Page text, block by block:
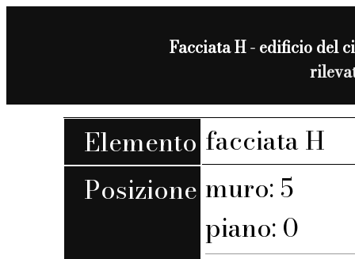
Facciata H - edificio del
Elemento facciata H
Posizione muro: 5
piano: 0